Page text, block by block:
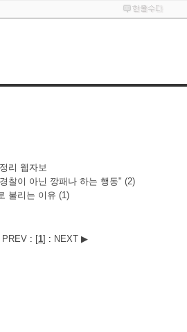
리 웹자보
찰이 아닌 깡패나 하는 행동" (2)
불리는 이유 (1)
: [1] : NEXT ▶